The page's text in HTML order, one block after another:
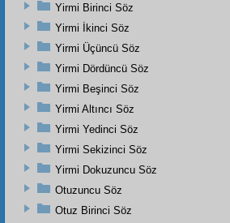
Yirmi Birinci Söz
Yirmi İkinci Söz
Yirmi Üçüncü Söz
Yirmi Dördüncü Söz
Yirmi Beşinci Söz
Yirmi Altıncı Söz
Yirmi Yedinci Söz
Yirmi Sekizinci Söz
Yirmi Dokuzuncu Söz
Otuzuncu Söz
Otuz Birinci Söz